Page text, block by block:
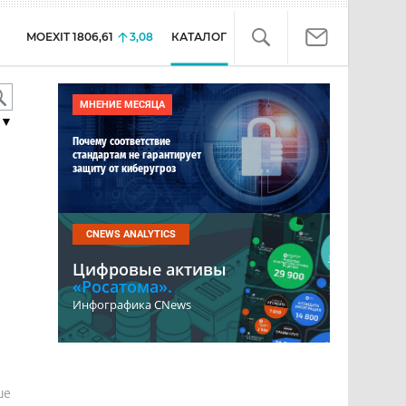
MOEXIT 1806,61 3,08 КАТАЛОГ
МНЕНИЕ МЕСЯЦА
Почему соответствие
стандартам не гарантирует
защиту от киберугроз
CNEWS ANALYTICS
Цифровые активы
«Росатома».
Инфографика CNews